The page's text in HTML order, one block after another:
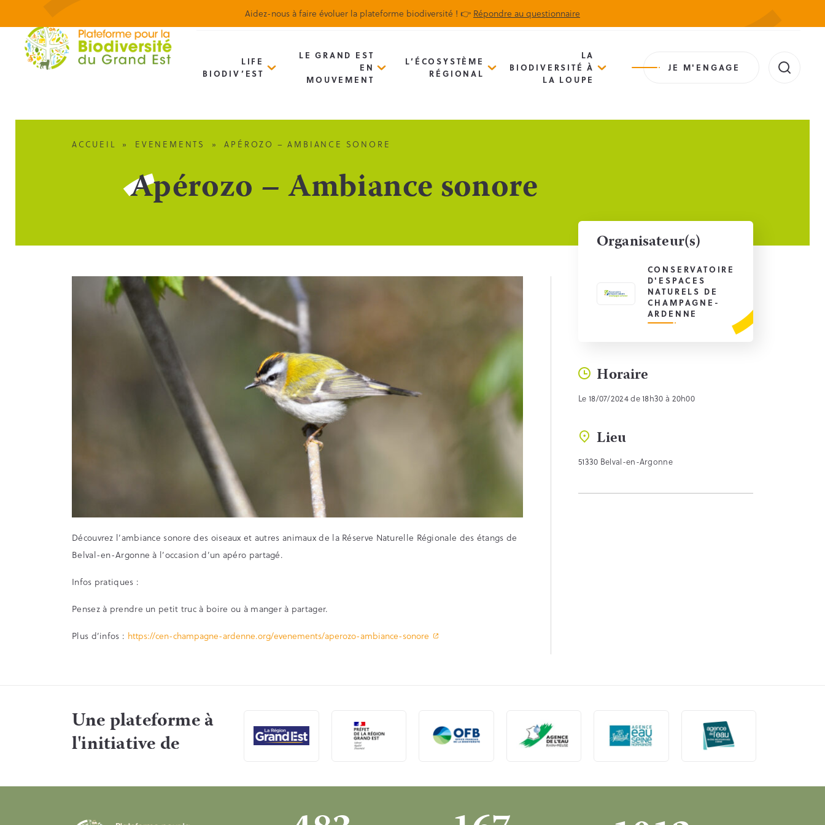
Aidez-nous à faire évoluer la plateforme biodiversité ! 👉 Répondre au questionnaire
Biodiv’Map Newsletter Actualités
LIFE
BIODIV’EST
LE GRAND EST
EN
MOUVEMENT
L’ÉCOSYSTÈME
RÉGIONAL
LA
BIODIVERSITÉ À
LA LOUPE
JE M'ENGAGE
ACCUEIL » EVENEMENTS » APÉROZO – AMBIANCE SONORE
Apérozo – Ambiance sonore
Découvrez l’ambiance sonore des oiseaux et autres animaux de la Réserve Naturelle Régionale des étangs de
Belval-en-Argonne à l’occasion d’un apéro partagé.
Infos pratiques :
Pensez à prendre un petit truc à boire ou à manger à partager.
Plus d’infos : https://cen-champagne-ardenne.org/evenements/aperozo-ambiance-sonore
Organisateur(s)
CONSERVATOIRE
D'ESPACES
NATURELS DE
CHAMPAGNE-
ARDENNE
Horaire
Le 18/07/2024 de 18h30 à 20h00
Lieu
51330 Belval-en-Argonne
Une plateforme à
l'initiative de